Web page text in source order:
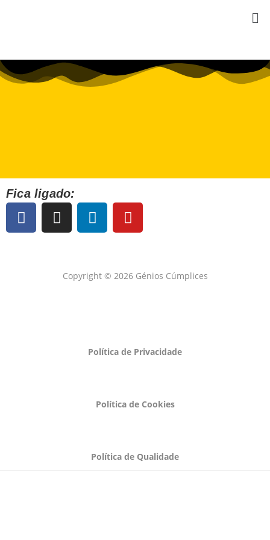
Fica ligado:
Copyright © 2026 Génios Cúmplices
Política de Privacidade
Política de Cookies
Política de Qualidade